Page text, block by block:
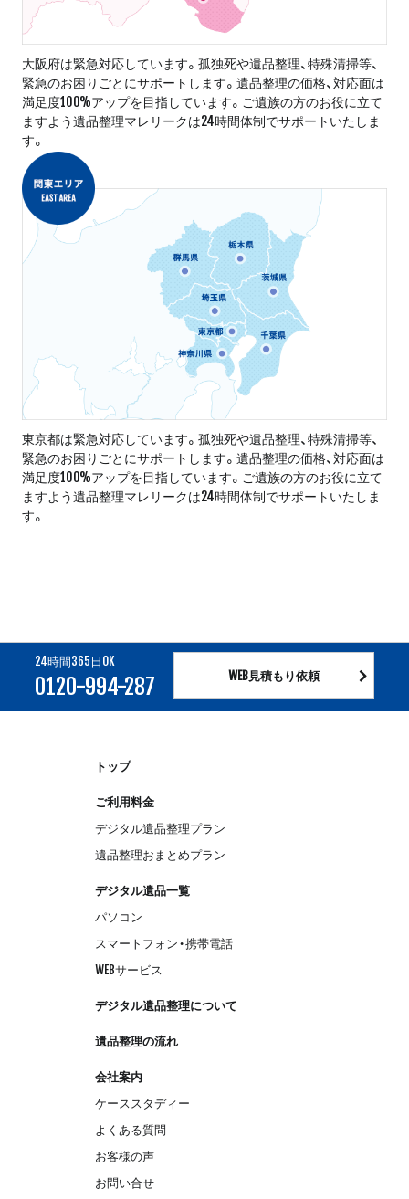
大阪府は緊急対応しています。孤独死や遺品整理、特殊清掃等、
緊急のお困りごとにサポートします。遺品整理の価格、対応面は
満足度100%アップを目指しています。ご遺族の方のお役に立て
ますよう遺品整理マレリークは24時間体制でサポートいたしま
す。
東京都は緊急対応しています。孤独死や遺品整理、特殊清掃等、
緊急のお困りごとにサポートします。遺品整理の価格、対応面は
満足度100%アップを目指しています。ご遺族の方のお役に立て
ますよう遺品整理マレリークは24時間体制でサポートいたしま
す。
24時間365日OK
0120-994-287 WEB見積もり依頼
トップ
ご利用料金
デジタル遺品整理プラン
遺品整理おまとめプラン
デジタル遺品一覧
パソコン
スマートフォン・携帯電話
WEBサービス
デジタル遺品整理について
遺品整理の流れ
会社案内
ケーススタディー
よくある質問
お客様の声
お問い合せ